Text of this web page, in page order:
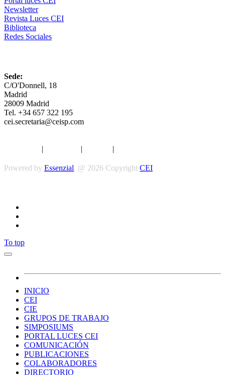
Newsletter
Revista Luces CEI
Biblioteca
Redes Sociales
Sede:
C/O'Donnell, 18
Madrid
28009 Madrid
Tel. +34 657 322 195
cei.secretaria@ceisp.com
| | |
Powered by Essenzial. @ 2026 Copyright CEI
To top
INICIO
CEI
CIE
GRUPOS DE TRABAJO
SIMPOSIUMS
PORTAL LUCES CEI
COMUNICACIÓN
PUBLICACIONES
COLABORADORES
DIRECTORIO